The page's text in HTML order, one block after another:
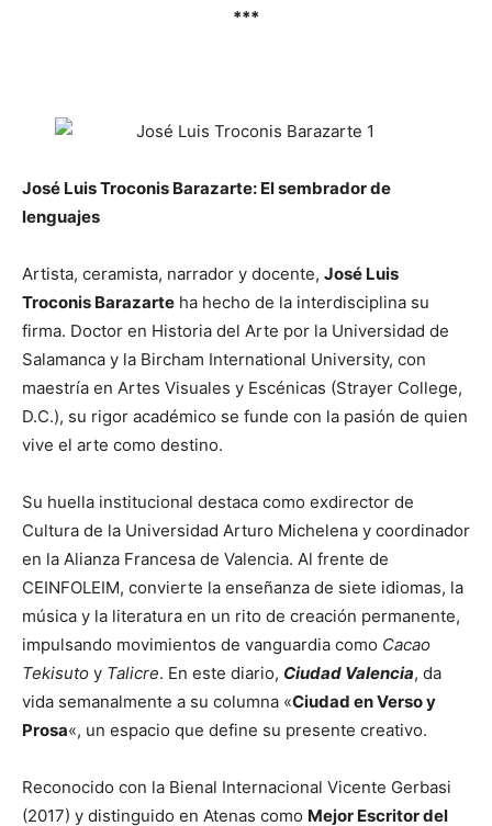
***
José Luis Troconis Barazarte: El sembrador de
lenguajes
Artista, ceramista, narrador y docente, José Luis
Troconis Barazarte ha hecho de la interdisciplina su
firma. Doctor en Historia del Arte por la Universidad de
Salamanca y la Bircham International University, con
maestría en Artes Visuales y Escénicas (Strayer College,
D.C.), su rigor académico se funde con la pasión de quien
vive el arte como destino.
Su huella institucional destaca como exdirector de
Cultura de la Universidad Arturo Michelena y coordinador
en la Alianza Francesa de Valencia. Al frente de
CEINFOLEIM, convierte la enseñanza de siete idiomas, la
música y la literatura en un rito de creación permanente,
impulsando movimientos de vanguardia como Cacao
Tekisuto y Talicre. En este diario, Ciudad Valencia, da
vida semanalmente a su columna «Ciudad en Verso y
Prosa«, un espacio que define su presente creativo.
Reconocido con la Bienal Internacional Vicente Gerbasi
(2017) y distinguido en Atenas como Mejor Escritor del